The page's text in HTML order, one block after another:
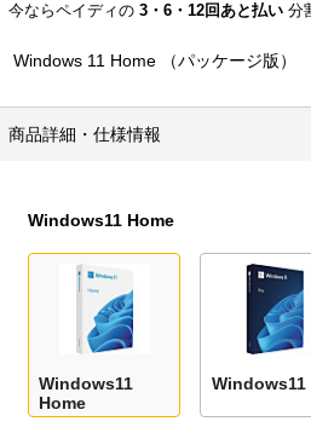
今ならペイディの 3・6・12回あと払い 分
Windows 11 Home （パッケージ版）
商品詳細・仕様情報
Windows11 Home
Windows11
Home
Windows11